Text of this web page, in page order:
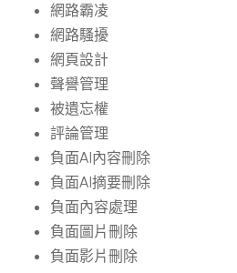
網路霸凌
網路騷擾
網頁設計
聲譽管理
被遺忘權
評論管理
負面AI內容刪除
負面AI摘要刪除
負面內容處理
負面圖片刪除
負面影片刪除